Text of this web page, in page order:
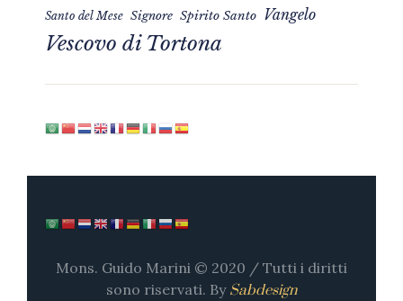
Santo del Mese Signore Spirito Santo Vangelo
Vescovo di Tortona
Mons. Guido Marini © 2020 / Tutti i diritti
sono riservati. By Sabdesign